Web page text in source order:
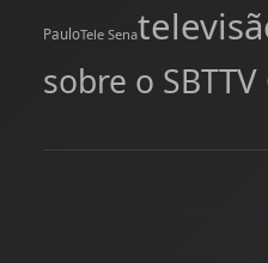
PauloTele Sena
sobre o SBT